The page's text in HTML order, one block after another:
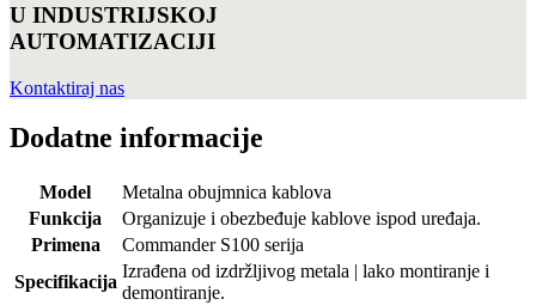
U INDUSTRIJSKOJ
AUTOMATIZACIJI
Kontaktiraj nas
Dodatne informacije
Model
Metalna obujmnica kablova
Funkcija
Organizuje i obezbeđuje kablove ispod uređaja.
Primena
Commander S100 serija
Specifikacija
Izrađena od izdržljivog metala | lako montiranje i
demontiranje.